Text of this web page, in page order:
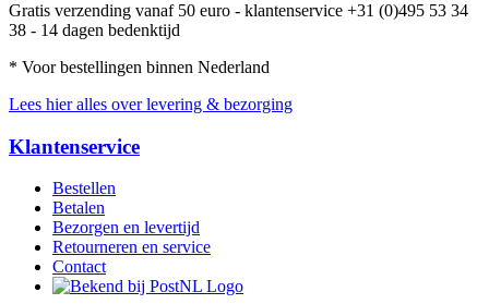
Gratis verzending vanaf 50 euro - klantenservice +31 (0)495 53 34
38 - 14 dagen bedenktijd
* Voor bestellingen binnen Nederland
Lees hier alles over levering & bezorging
Klantenservice
Bestellen
Betalen
Bezorgen en levertijd
Retourneren en service
Contact